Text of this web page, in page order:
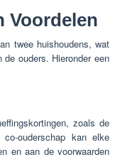
Voordelen
twee huishoudens, wat
ouders. Hieronder een
zoals de
co-ouderschap kan elke
en aan de voorwaarden